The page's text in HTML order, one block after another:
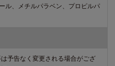
ル、メチルパラベン、プロピルパ
予告なく変更される場合がござ